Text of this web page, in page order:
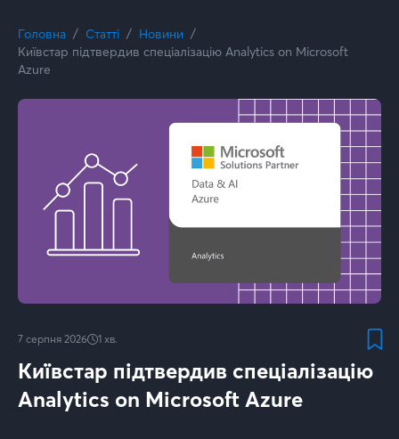
Головна Статті
Новини
Київстар підтвердив спеціалізацію Analytics on Microsoft
Azure
7 серпня 2026 1 хв.
Київстар підтвердив спеціалізацію
Analytics on Microsoft Azure